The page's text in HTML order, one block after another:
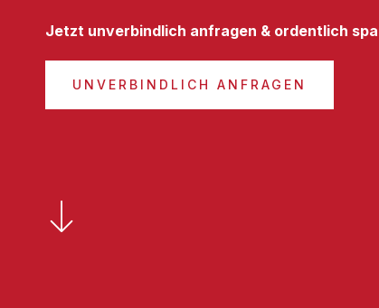
Jetzt unverbindlich anfragen & ordentlich
UNVERBINDLICH ANFRAGEN